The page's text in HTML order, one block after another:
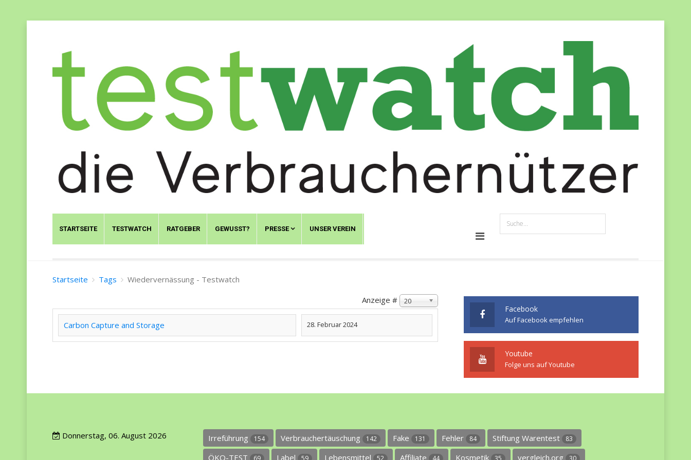
STARTSEITE TESTWATCH RATGEBER GEWUSST? PRESSE UNSER VEREIN
Startseite Tags
Wiedervernässung - Testwatch
Anzeige #
20
Carbon Capture and Storage 28. Februar 2024
Facebook
Auf Facebook empfehlen
Youtube
Folge uns auf Youtube
Donnerstag, 06. August 2026 Irreführung 154 Verbrauchertäuschung 142 Fake 131 Fehler 84 Stiftung Warentest 83
ÖKO-TEST 69 Label 59 Lebensmittel 52 Affiliate 44 Kosmetik 35 vergleich.org 30